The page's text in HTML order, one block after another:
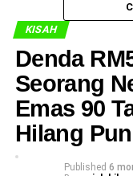
KISAH
Denda
Seorang
Emas 90
Hilang
Published 6